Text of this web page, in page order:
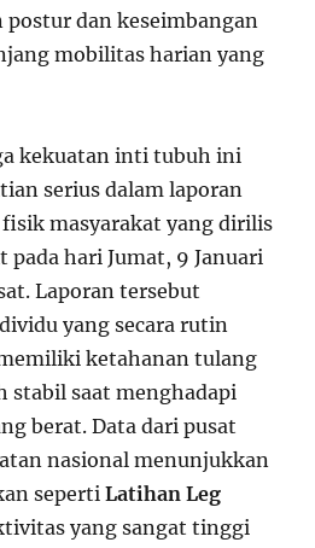
postur dan keseimbangan
mobilitas harian yang
kekuatan inti tubuh ini
serius dalam laporan
masyarakat yang dirilis
hari Jumat, 9 Januari
Laporan tersebut
yang secara rutin
ketahanan tulang
stabil saat menghadapi
berat. Data dari pusat
nasional menunjukkan
sepertiLatihan Leg
yang sangat tinggi